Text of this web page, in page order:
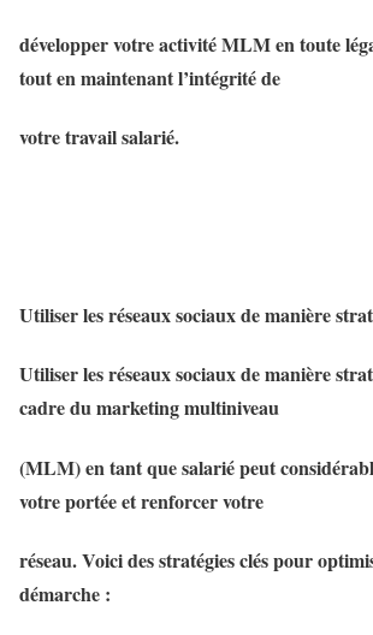
développer votre activité MLM en toute
tout en maintenant l’intégrité de
votre travail salarié.
Utiliser les réseaux sociaux de manière
Utiliser les réseaux sociaux de manière
cadre du marketing multiniveau
(MLM) en tant que salarié peut
votre portée et renforcer votre
réseau. Voici des stratégies clés pour
démarche :